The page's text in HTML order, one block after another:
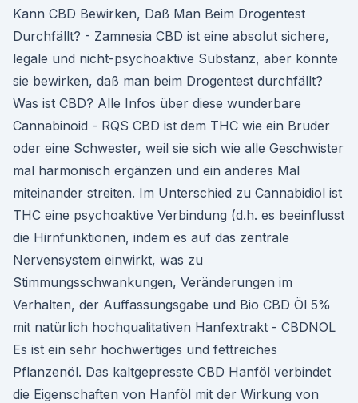
Kann CBD Bewirken, Daß Man Beim Drogentest
Durchfällt? - Zamnesia CBD ist eine absolut sichere,
legale und nicht-psychoaktive Substanz, aber könnte
sie bewirken, daß man beim Drogentest durchfällt?
Was ist CBD? Alle Infos über diese wunderbare
Cannabinoid - RQS CBD ist dem THC wie ein Bruder
oder eine Schwester, weil sie sich wie alle Geschwister
mal harmonisch ergänzen und ein anderes Mal
miteinander streiten. Im Unterschied zu Cannabidiol ist
THC eine psychoaktive Verbindung (d.h. es beeinflusst
die Hirnfunktionen, indem es auf das zentrale
Nervensystem einwirkt, was zu
Stimmungsschwankungen, Veränderungen im
Verhalten, der Auffassungsgabe und Bio CBD Öl 5%
mit natürlich hochqualitativen Hanfextrakt - CBDNOL
Es ist ein sehr hochwertiges und fettreiches
Pflanzenöl. Das kaltgepresste CBD Hanföl verbindet
die Eigenschaften von Hanföl mit der Wirkung von